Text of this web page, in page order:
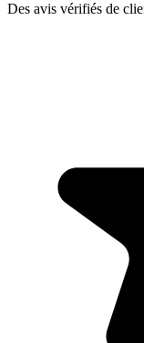
Des avis vérifiés de